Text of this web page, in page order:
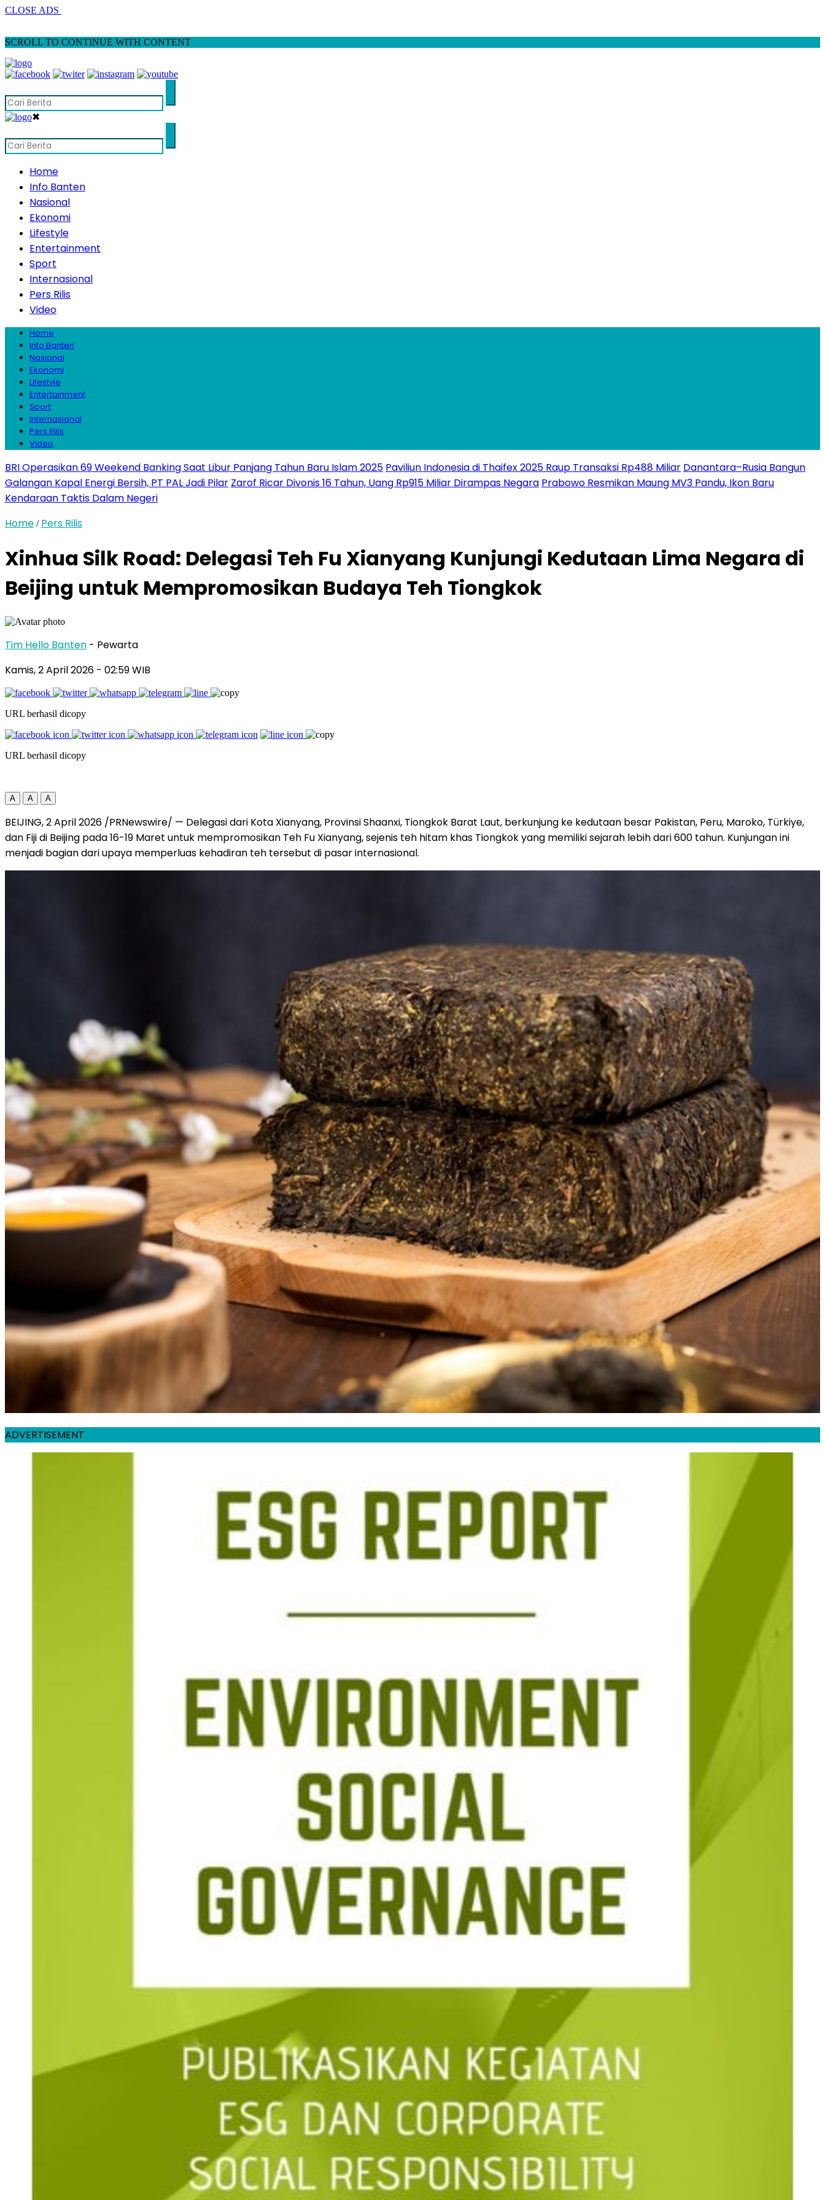
CLOSE ADS
SCROLL TO CONTINUE WITH CONTENT
✖
Home
Info Banten
Nasional
Ekonomi
Lifestyle
Entertainment
Sport
Internasional
Pers Rilis
Video
Home
Info Banten
Nasional
Ekonomi
Lifestyle
Entertainment
Sport
Internasional
Pers Rilis
Video
BRI Operasikan 69 Weekend Banking Saat Libur Panjang Tahun Baru Islam 2025 Paviliun Indonesia di Thaifex 2025 Raup Transaksi Rp488 Miliar Danantara–Rusia Bangun
Galangan Kapal Energi Bersih, PT PAL Jadi Pilar Zarof Ricar Divonis 16 Tahun, Uang Rp915 Miliar Dirampas Negara Prabowo Resmikan Maung MV3 Pandu, Ikon Baru
Kendaraan Taktis Dalam Negeri
Home / Pers Rilis
Xinhua Silk Road: Delegasi Teh Fu Xianyang Kunjungi Kedutaan Lima Negara di
Beijing untuk Mempromosikan Budaya Teh Tiongkok
Tim Hello Banten - Pewarta
Kamis, 2 April 2026 - 02:59 WIB
URL berhasil dicopy
URL berhasil dicopy
A A A
BEIJING, 2 April 2026 /PRNewswire/ — Delegasi dari Kota Xianyang, Provinsi Shaanxi, Tiongkok Barat Laut, berkunjung ke kedutaan besar Pakistan, Peru, Maroko, Türkiye,
dan Fiji di Beijing pada 16-19 Maret untuk mempromosikan Teh Fu Xianyang, sejenis teh hitam khas Tiongkok yang memiliki sejarah lebih dari 600 tahun. Kunjungan ini
menjadi bagian dari upaya memperluas kehadiran teh tersebut di pasar internasional.
ADVERTISEMENT